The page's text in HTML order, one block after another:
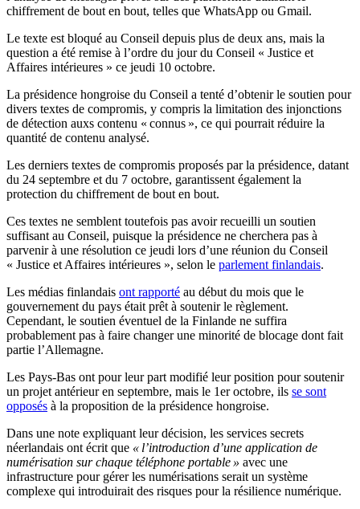
chiffrement de bout en bout, telles que WhatsApp ou Gmail.
Le texte est bloqué au Conseil depuis plus de deux ans, mais la
question a été remise à l’ordre du jour du Conseil « Justice et
Affaires intérieures » ce jeudi 10 octobre.
La présidence hongroise du Conseil a tenté d’obtenir le soutien pour
divers textes de compromis, y compris la limitation des injonctions
de détection auxs contenu « connus », ce qui pourrait réduire la
quantité de contenu analysé.
Les derniers textes de compromis proposés par la présidence, datant
du 24 septembre et du 7 octobre, garantissent également la
protection du chiffrement de bout en bout.
Ces textes ne semblent toutefois pas avoir recueilli un soutien
suffisant au Conseil, puisque la présidence ne cherchera pas à
parvenir à une résolution ce jeudi lors d’une réunion du Conseil
« Justice et Affaires intérieures », selon le parlement finlandais.
Les médias finlandais ont rapporté au début du mois que le
gouvernement du pays était prêt à soutenir le règlement.
Cependant, le soutien éventuel de la Finlande ne suffira
probablement pas à faire changer une minorité de blocage dont fait
partie l’Allemagne.
Les Pays-Bas ont pour leur part modifié leur position pour soutenir
un projet antérieur en septembre, mais le 1er octobre, ils se sont
opposés à la proposition de la présidence hongroise.
Dans une note expliquant leur décision, les services secrets
néerlandais ont écrit que « l’introduction d’une application de
numérisation sur chaque téléphone portable » avec une
infrastructure pour gérer les numérisations serait un système
complexe qui introduirait des risques pour la résilience numérique.